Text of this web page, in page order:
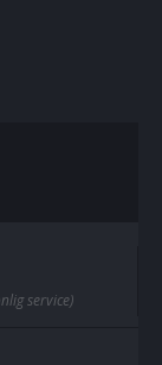
service)